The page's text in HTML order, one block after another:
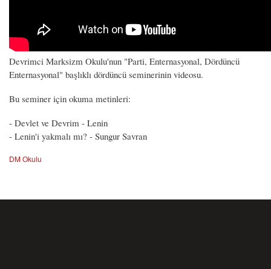
Devrimci Marksizm Okulu'nun "Parti, Enternasyonal, Dördüncü
Enternasyonal" başlıklı dördüncü seminerinin videosu.
Bu seminer için okuma metinleri:
- Devlet ve Devrim - Lenin
- Lenin'i yakmalı mı? - Sungur Savran
DM Okulu